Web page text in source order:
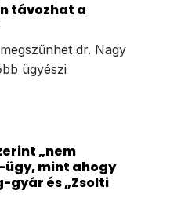
távozhat a
dr. Nagy
ügyészi
„nem
ügy, mint ahogy
gyár és „Zsolti